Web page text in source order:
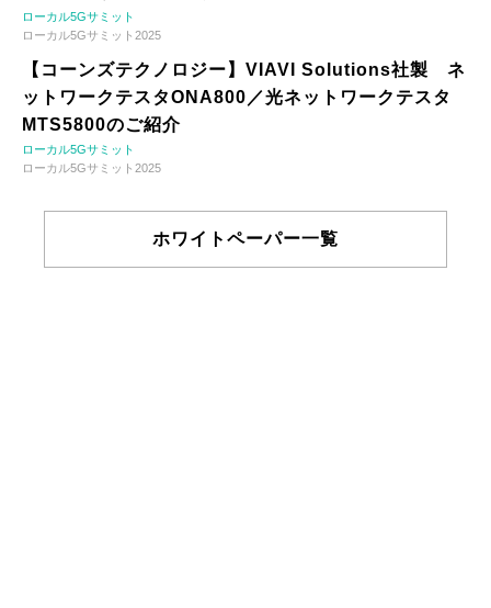
ローカル5Gサミット
ローカル5Gサミット2025
【コーンズテクノロジー】VIAVI Solutions社製 ネ
ットワークテスタONA800／光ネットワークテスタ
MTS5800のご紹介
ローカル5Gサミット
ローカル5Gサミット2025
ホワイトペーパー一覧